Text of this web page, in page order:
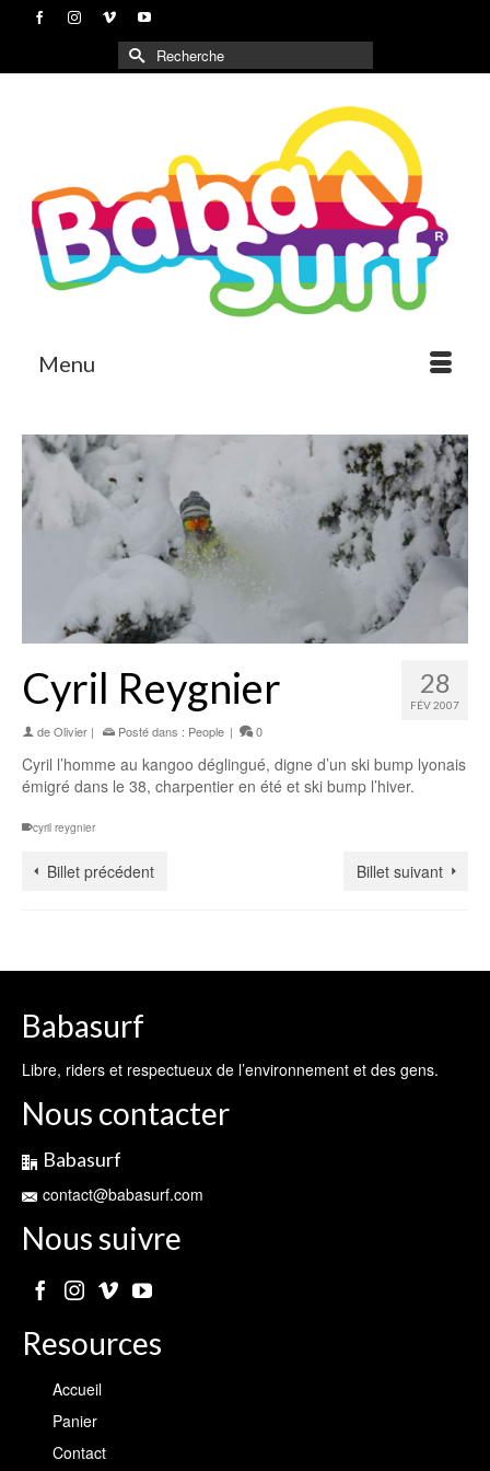
Rechercher :
Menu
28
FÉV 2007
Cyril Reygnier
deOlivier | Posté dans : People | 0
Cyril l’homme au kangoo déglingué, digne d’un ski bump lyonais
émigré dans le 38, charpentier en été et ski bump l’hiver.
cyril reygnier
Billet précédent Billet suivant
Babasurf
Libre, riders et respectueux de l’environnement et des gens.
Nous contacter
Babasurf
contact@babasurf.com
Nous suivre
Resources
Accueil
Panier
Contact